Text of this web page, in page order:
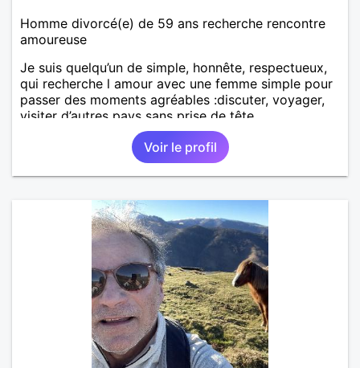
Homme divorcé(e) de 59 ans recherche rencontre
amoureuse
Je suis quelqu’un de simple, honnête, respectueux,
qui recherche l amour avec une femme simple pour
passer des moments agréables :discuter, voyager,
visiter d’autres pays sans prise de tête.
Voir le profil